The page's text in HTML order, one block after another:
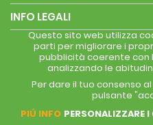
INFO LEGALI
Questo sito web utilizza
parti per migliorare i
pubblicità coerente con
analizzando le
Per dare il tuo consenso
pulsante
PIÚ INFO PERSONALIZZARE I